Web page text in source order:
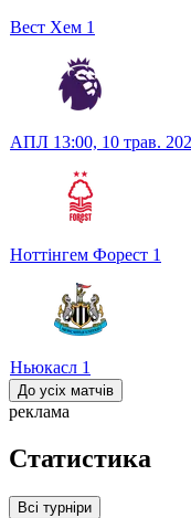
Вест Хем 1
АПЛ 13:00, 10 трав.
Ноттінгем Форест 1
Ньюкасл 1
До усіх матчів
реклама
Статистика
Всі турніри